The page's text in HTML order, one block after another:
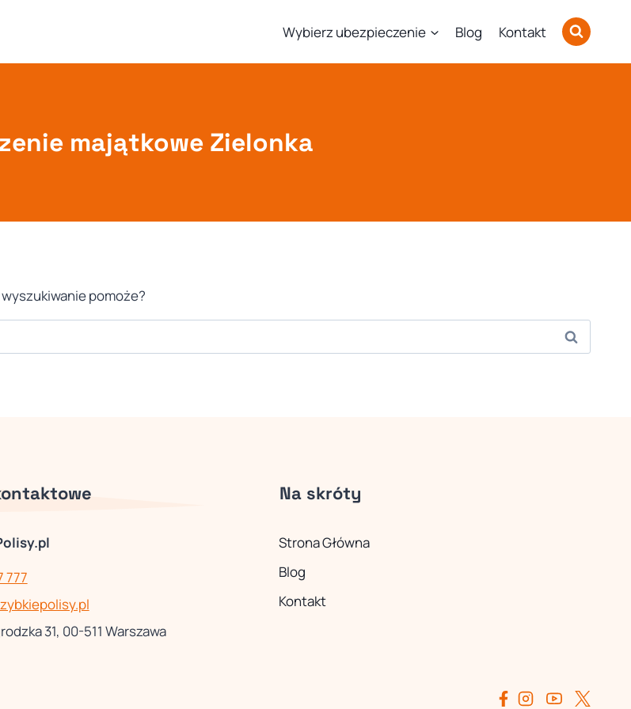
Wybierz ubezpieczenie Blog Kontakt
majątkowe Zielonka
pomoże?
777
31, 00-511 Warszawa
Na skróty
Strona Główna
Blog
Kontakt